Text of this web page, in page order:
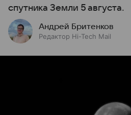
спутника Земли 5 августа.
Андрей Бритенков
Редактор Hi-Tech Mail